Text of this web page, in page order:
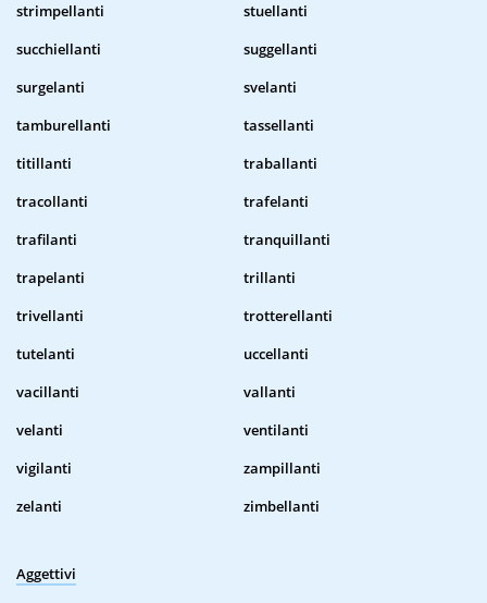
strimpellanti
stuellanti
succhiellanti
suggellanti
surgelanti
svelanti
tamburellanti
tassellanti
titillanti
traballanti
tracollanti
trafelanti
trafilanti
tranquillanti
trapelanti
trillanti
trivellanti
trotterellanti
tutelanti
uccellanti
vacillanti
vallanti
velanti
ventilanti
vigilanti
zampillanti
zelanti
zimbellanti
Aggettivi